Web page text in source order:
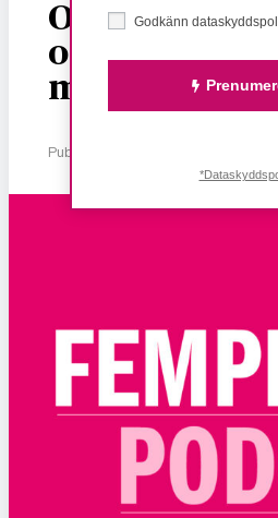
Om dödligt,
och
mot kvinnor
Publicerad 2 januari, 2026
Godkänn